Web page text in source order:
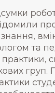
та
груп.